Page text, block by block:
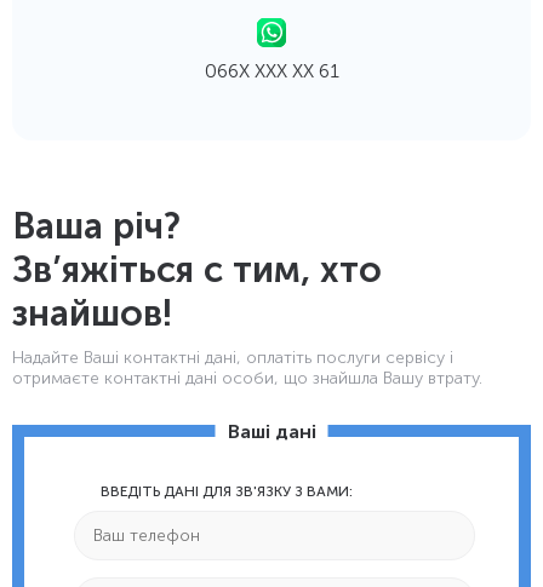
066Х ХХХ ХХ 61
Ваша річ?
Зв’яжіться с тим, хто
знайшов!
Надайте Ваші контактнi дані, оплатіть послуги сервісу і
отримаєте контактні дані особи, що знайшла Вашу втрату.
Ваші дані
ВВЕДІТЬ ДАНІ ДЛЯ ЗВ'ЯЗКУ З ВАМИ: